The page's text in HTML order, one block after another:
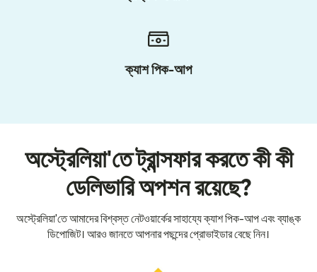
ক্যাশ পিক-আপ
অস্ট্রেলিয়া'তে ট্রান্সফার করতে কী কী
ডেলিভারি অপশন রয়েছে?
অস্ট্রেলিয়া'তে আমাদের বিশ্বস্ত নেটওয়ার্কের সাহায্যে ক্যাশ পিক-আপ এবং ব্যাঙ্ক
ডিপোজিট। আরও জানতে আপনার পছন্দের প্রোভাইডার বেছে নিন।